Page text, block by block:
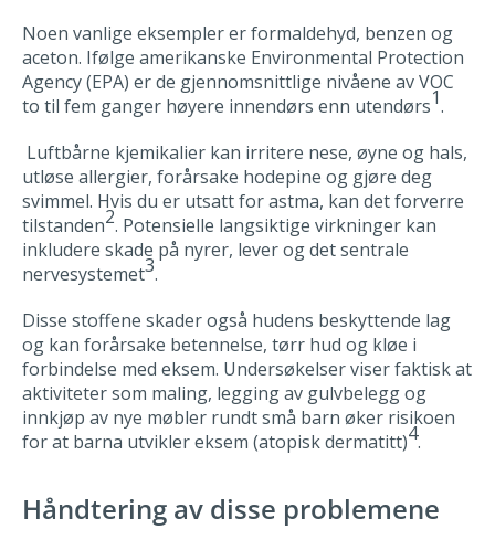
Noen vanlige eksempler er formaldehyd, benzen og
aceton. Ifølge amerikanske Environmental Protection
Agency (EPA) er de gjennomsnittlige nivåene av VOC
to til fem ganger høyere innendørs enn utendørs1.
Luftbårne kjemikalier kan irritere nese, øyne og hals,
utløse allergier, forårsake hodepine og gjøre deg
svimmel. Hvis du er utsatt for astma, kan det forverre
tilstanden2. Potensielle langsiktige virkninger kan
inkludere skade på nyrer, lever og det sentrale
nervesystemet3.
Disse stoffene skader også hudens beskyttende lag
og kan forårsake betennelse, tørr hud og kløe i
forbindelse med eksem. Undersøkelser viser faktisk at
aktiviteter som maling, legging av gulvbelegg og
innkjøp av nye møbler rundt små barn øker risikoen
for at barna utvikler eksem (atopisk dermatitt)4.
Håndtering av disse problemene